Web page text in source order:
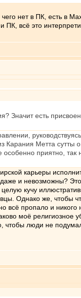
нет в ПК, есть в
ПК, всё это
Значит есть
Карания Метта сутты
приятно, так
карьеры
даже и невозможны?
кучу
Однако же, чтобы
всё пропало и никого
моё религиозное
чтобы люди не